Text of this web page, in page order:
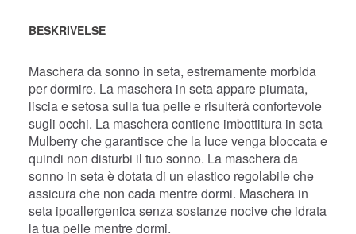
BESKRIVELSE
Maschera da sonno in seta, estremamente morbida
per dormire. La maschera in seta appare piumata,
liscia e setosa sulla tua pelle e risulterà confortevole
sugli occhi. La maschera contiene imbottitura in seta
Mulberry che garantisce che la luce venga bloccata e
quindi non disturbi il tuo sonno. La maschera da
sonno in seta è dotata di un elastico regolabile che
assicura che non cada mentre dormi. Maschera in
seta ipoallergenica senza sostanze nocive che idrata
la tua pelle mentre dormi.